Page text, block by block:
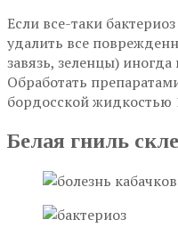
Если все-таки
удалить все
завязь, зеленцы) иногда
Обработать
бордосской жидкостью
Белая гниль